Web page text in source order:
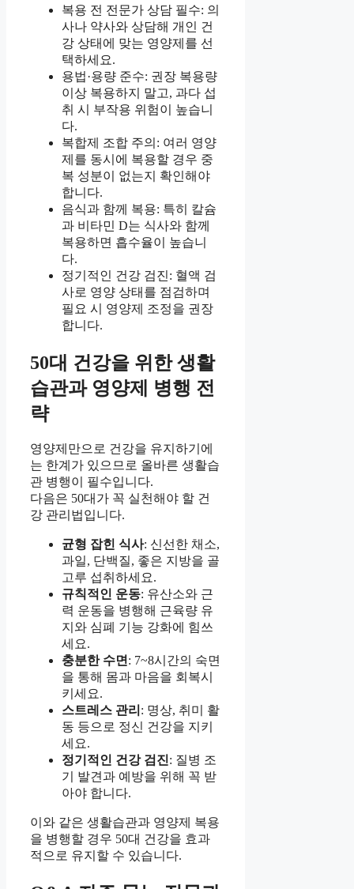
복용 전 전문가 상담 필수: 의
사나 약사와 상담해 개인 건
강 상태에 맞는 영양제를 선
택하세요.
용법·용량 준수: 권장 복용량
이상 복용하지 말고, 과다 섭
취 시 부작용 위험이 높습니
다.
복합제 조합 주의: 여러 영양
제를 동시에 복용할 경우 중
복 성분이 없는지 확인해야
합니다.
음식과 함께 복용: 특히 칼슘
과 비타민 D는 식사와 함께
복용하면 흡수율이 높습니
다.
정기적인 건강 검진: 혈액 검
사로 영양 상태를 점검하며
필요 시 영양제 조정을 권장
합니다.
50대 건강을 위한 생활
습관과 영양제 병행 전
략
영양제만으로 건강을 유지하기에
는 한계가 있으므로 올바른 생활습
관 병행이 필수입니다.
다음은 50대가 꼭 실천해야 할 건
강 관리법입니다.
균형 잡힌 식사: 신선한 채소,
과일, 단백질, 좋은 지방을 골
고루 섭취하세요.
규칙적인 운동: 유산소와 근
력 운동을 병행해 근육량 유
지와 심폐 기능 강화에 힘쓰
세요.
충분한 수면: 7~8시간의 숙면
을 통해 몸과 마음을 회복시
키세요.
스트레스 관리 : 명상, 취미 활
동 등으로 정신 건강을 지키
세요.
정기적인 건강 검진: 질병 조
기 발견과 예방을 위해 꼭 받
아야 합니다.
이와 같은 생활습관과 영양제 복용
을 병행할 경우 50대 건강을 효과
적으로 유지할 수 있습니다.